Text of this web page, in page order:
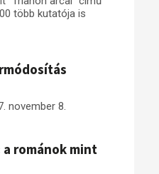
több kutatója is
november 8.
románok mint